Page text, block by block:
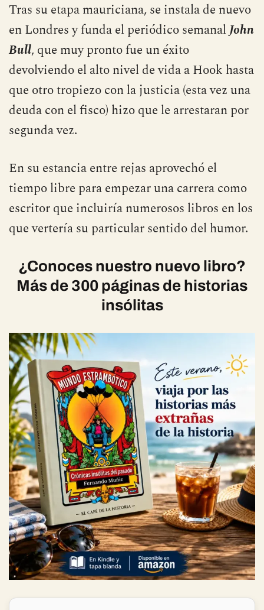
Tras su etapa mauriciana, se instala de nuevo
en Londres y funda el periódico semanalJohn
Bull, que muy pronto fue un éxito
devolviendo el alto nivel de vida a Hook hasta
que otro tropiezo con la justicia (esta vez una
deuda con el fisco) hizo que le arrestaran por
segunda vez.
En su estancia entre rejas aprovechó el
tiempo libre para empezar una carrera como
escritor que incluiría numerosos libros en los
que vertería su particular sentido del humor.
¿Conoces nuestro nuevo libro?
Más de 300 páginas de historias
insólitas